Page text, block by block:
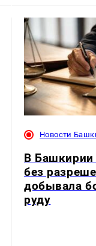
Новости
В Башкирии
без
добывала
руду